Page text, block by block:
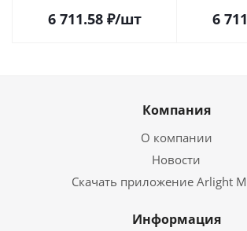
6 711.58₽/шт 6
Компания
О компании
Новости
Скачать приложение Arlight
Информация